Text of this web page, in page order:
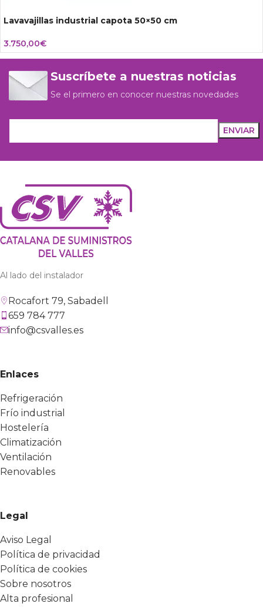
Lavavajillas industrial capota 50×50 cm
3.750,00€
Suscríbete a nuestras noticias
Se el primero en conocer nuestras novedades
Al lado del instalador
Rocafort 79, Sabadell
659 784 777
info@csvalles.es
Enlaces
Refrigeración
Frío industrial
Hostelería
Climatización
Ventilación
Renovables
Legal
Aviso Legal
Política de privacidad
Política de cookies
Sobre nosotros
Alta profesional